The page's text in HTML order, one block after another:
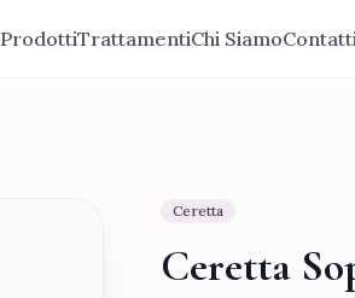
ProdottiTrattamentiChi Siamo
Ceretta
Ceretta